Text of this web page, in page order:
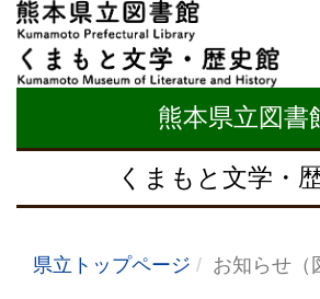
熊本県立図書
くまもと文学・
県立トップページ お知らせ（